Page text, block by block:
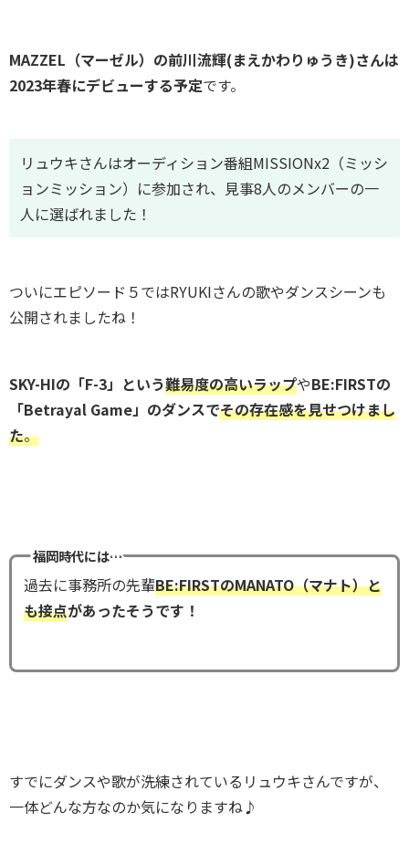
MAZZEL（マーゼル）の前川流輝(まえかわりゅうき)さんは
2023年春にデビューする予定です。
リュウキさんはオーディション番組MISSIONx2（ミッシ
ョンミッション）に参加され、見事8人のメンバーの一
人に選ばれました！
ついにエピソード５ではRYUKIさんの歌やダンスシーンも
公開されましたね！
SKY-HIの「F-3」という難易度の高いラップやBE:FIRSTの
「Betrayal Game」のダンスでその存在感を見せつけまし
た。
福岡時代には…
過去に事務所の先輩BE:FIRSTのMANATO（マナト）と
も接点があったそうです！
すでにダンスや歌が洗練されているリュウキさんですが、
一体どんな方なのか気になりますね♪